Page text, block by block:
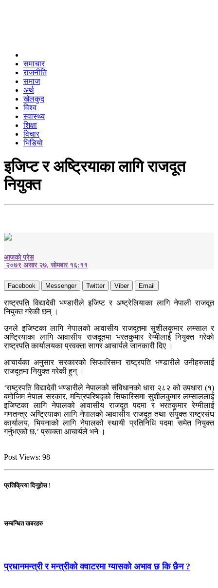
समाचार
राजनीति
समाज
अर्थ
खेलकुद
विश्व
स्वास्थ्य
शिक्षा
विचार
भिडियाे
इजिप्ट र अष्ट्रियाका लागि राजदूत
नियुक्त
आजको प्रेस
२०७९ असार २७, सोमबार १६:११
Facebook Messenger Twitter Viber Email
राष्ट्रपति विद्यादेवी भण्डारीले इजिप्ट र अष्ट्रेलियाका लागि नेपाली राजदूत
नियुक्त गरेकी छन् ।
उनले इजिप्टका लागि नेपालको आवासीय राजदूतमा सुशीलकुमार लम्साल र
अष्ट्रियाका लागि आवासीय राजदूतमा भरतकुमार रेग्मीलाई नियुक्त गरेको
राष्ट्रपति कार्यालयका प्रवक्ता सागर आचार्यले जानकारी दिए ।
आचार्यका अनुसार सरकारको सिफारिसमा राष्ट्रपति भण्डारीले उनीहरुलाई
राजदूतमा नियुक्त गरेकी हुन् ।
‘राष्ट्रपति विद्यादेवी भण्डारीले नेपालको संविधानको धारा २८२ को उपधारा (१)
बमोजिम नेपाल सरकार, मन्त्रिपरिषद्को सिफारिसमा सुशीलकुमार लम्साललाई
इजिप्टका लागि नेपालको आवासीय राजदूत पदमा र भरतकुमार रेग्मीलाई
गणतन्त्र अष्ट्रियाका लागि नेपालको आवासीय राजदूत तथा संयुक्त राष्ट्रसंघ
कार्यालय, भियनाको लागि नेपालको स्थायी प्रतिनिधि पदमा समेत नियुक्त
गर्नुभएको छ,’ प्रवक्ता आचार्यले भने ।
Post Views: 98
प्रतिक्रिया दिनुहोस !
सम्बन्धित खबरहरु
प्रधानमन्त्री र मन्त्रीको क्वाटरमा ग्यासको अभाव छ कि छैन ?